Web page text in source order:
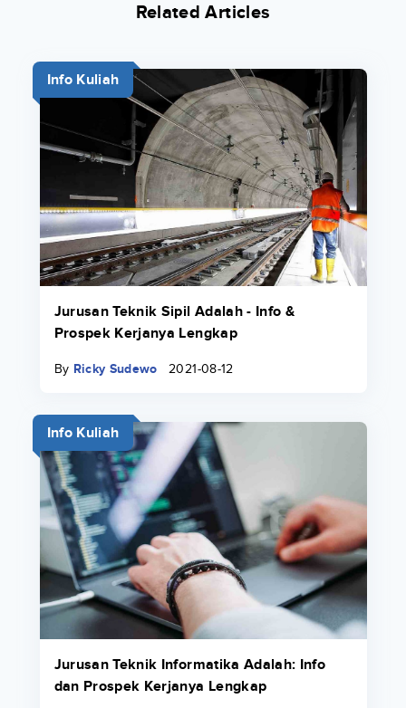
Related Articles
Info Kuliah
Jurusan Teknik Sipil Adalah - Info &
Prospek Kerjanya Lengkap
By Ricky Sudewo 2021-08-12
Info Kuliah
Jurusan Teknik Informatika Adalah: Info
dan Prospek Kerjanya Lengkap